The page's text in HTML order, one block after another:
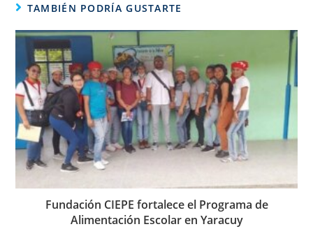
TAMBIÉN PODRÍA GUSTARTE
Fundación CIEPE fortalece el Programa de
Alimentación Escolar en Yaracuy